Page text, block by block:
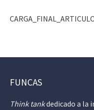
FUNCAS
Think tankdedicado a la